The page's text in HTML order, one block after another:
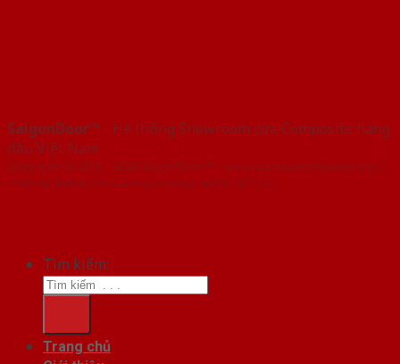
SaigonDoor™ - Hệ thống Showroom cửa Composite hàng
đầu Việt Nam
Copyright ⓒ 2016 – 2026 SaigonDoor™ - www.cuanhuacomposite.org |
Thiết kế Web & Vận hành bởi CÔNG NGHỆ VIỆT JSC
Tìm kiếm:
Trang chủ